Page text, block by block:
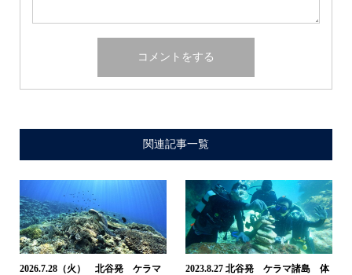
関連記事一覧
2026.7.28（火） 北谷発 ケラマ
2023.8.27 北谷発 ケラマ諸島 体